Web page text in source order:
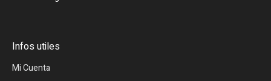
Infos utiles
Mi Cuenta